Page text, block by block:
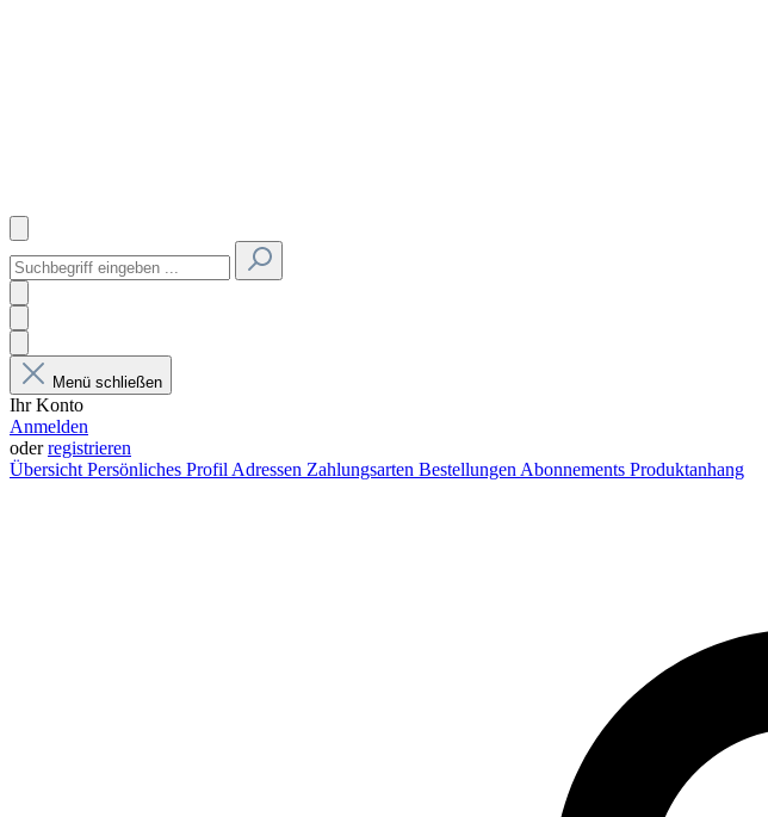
Menü schließen
Ihr Konto
Anmelden
oderregistrieren
Übersicht Persönliches Profil Adressen Zahlungsarten Bestellungen Abonnements Produktanhang